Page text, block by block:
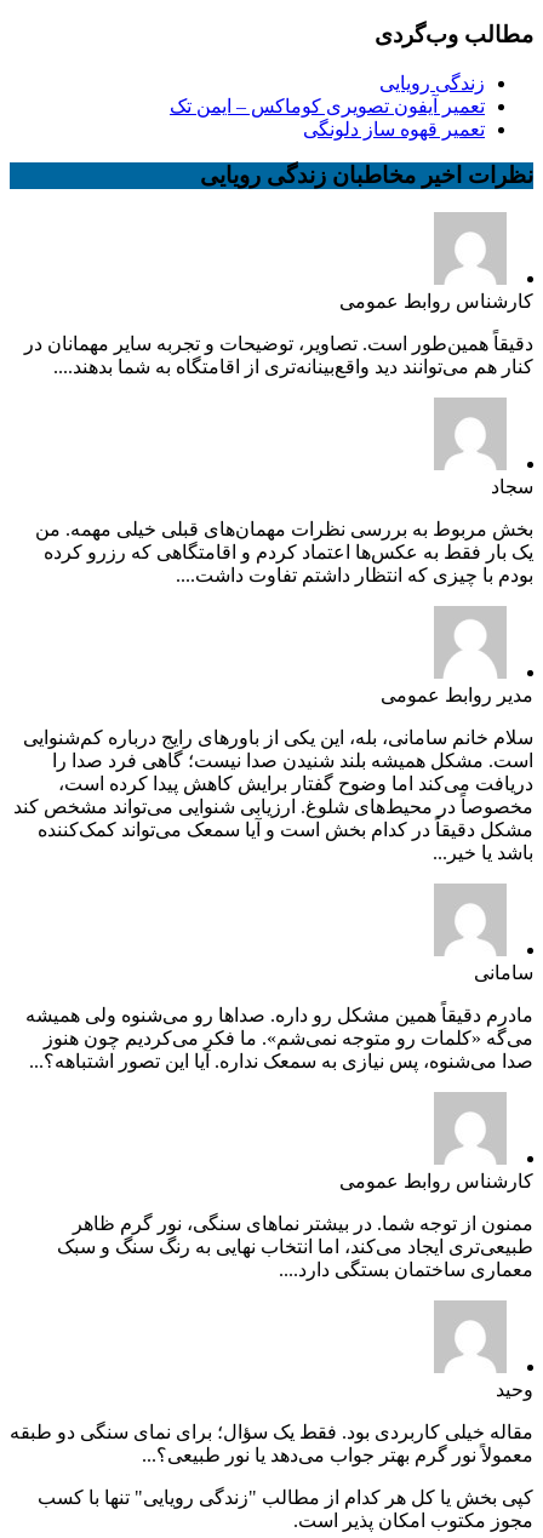
مطالب وب‌گردی
زندگی رویایی
تعمیر آیفون تصویری کوماکس – ایمن تک
تعمیر قهوه ساز دلونگی
نظرات اخیر مخاطبان زندگی رویایی
کارشناس روابط عمومی
دقیقاً همین‌طور است. تصاویر، توضیحات و تجربه سایر مهمانان در
کنار هم می‌توانند دید واقع‌بینانه‌تری از اقامتگاه به شما بدهند....
سجاد
بخش مربوط به بررسی نظرات مهمان‌های قبلی خیلی مهمه. من
یک بار فقط به عکس‌ها اعتماد کردم و اقامتگاهی که رزرو کرده
بودم با چیزی که انتظار داشتم تفاوت داشت....
مدیر روابط عمومی
سلام خانم سامانی، بله، این یکی از باورهای رایج درباره کم‌شنوایی
است. مشکل همیشه بلند شنیدن صدا نیست؛ گاهی فرد صدا را
دریافت می‌کند اما وضوح گفتار برایش کاهش پیدا کرده است،
مخصوصاً در محیط‌های شلوغ. ارزیابی شنوایی می‌تواند مشخص کند
مشکل دقیقاً در کدام بخش است و آیا سمعک می‌تواند کمک‌کننده
باشد یا خیر...
سامانی
مادرم دقیقاً همین مشکل رو داره. صداها رو می‌شنوه ولی همیشه
می‌گه «کلمات رو متوجه نمی‌شم». ما فکر می‌کردیم چون هنوز
صدا می‌شنوه، پس نیازی به سمعک نداره. آیا این تصور اشتباهه؟...
کارشناس روابط عمومی
ممنون از توجه شما. در بیشتر نماهای سنگی، نور گرم ظاهر
طبیعی‌تری ایجاد می‌کند، اما انتخاب نهایی به رنگ سنگ و سبک
معماری ساختمان بستگی دارد....
وحید
مقاله خیلی کاربردی بود. فقط یک سؤال؛ برای نمای سنگی دو طبقه
معمولاً نور گرم بهتر جواب می‌دهد یا نور طبیعی؟...
کپی بخش یا کل هر کدام از مطالب "زندگی رویایی" تنها با کسب
مجوز مکتوب امکان پذیر است.